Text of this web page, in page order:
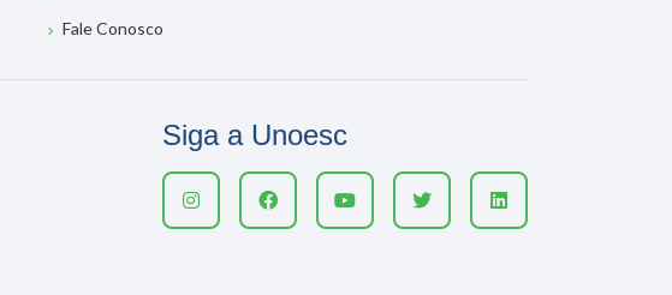
Fale Conosco
Siga a Unoesc